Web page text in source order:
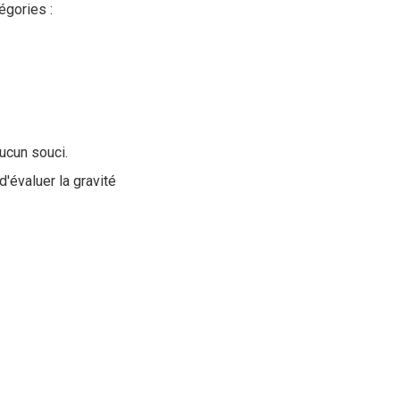
:
souci.
la gravité